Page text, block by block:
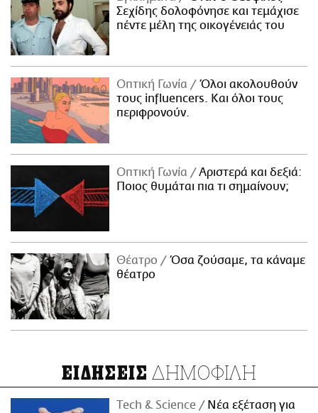
Σεχίδης δολοφόνησε και τεμάχισε
πέντε μέλη της οικογένειάς του
Οπτική Γωνία
Όλοι ακολουθούν
τους influencers. Και όλοι τους
περιφρονούν.
Οπτική Γωνία
Αριστερά και δεξιά:
Ποιος θυμάται πια τι σημαίνουν;
Θέατρο
Όσα ζούσαμε, τα κάναμε
θέατρο
ΕΙΔΗΣΕΙΣ ΔΗΜΟΦΙΛΗ
Τech & Science Νέα εξέταση για